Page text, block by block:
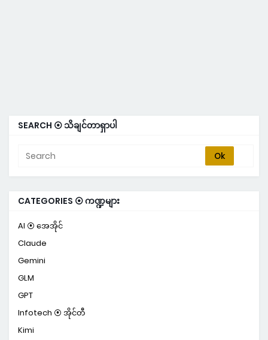
SEARCH ⦿ သိချင်တာရှာပါ
CATEGORIES ⦿ ကဏ္ဍများ
AI ⦿ အေအိုင်
Claude
Gemini
GLM
GPT
Infotech ⦿ အိုင်တီ
Kimi